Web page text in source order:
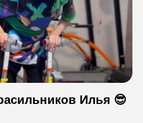
Контакты
Пожертвовать Илья 😎